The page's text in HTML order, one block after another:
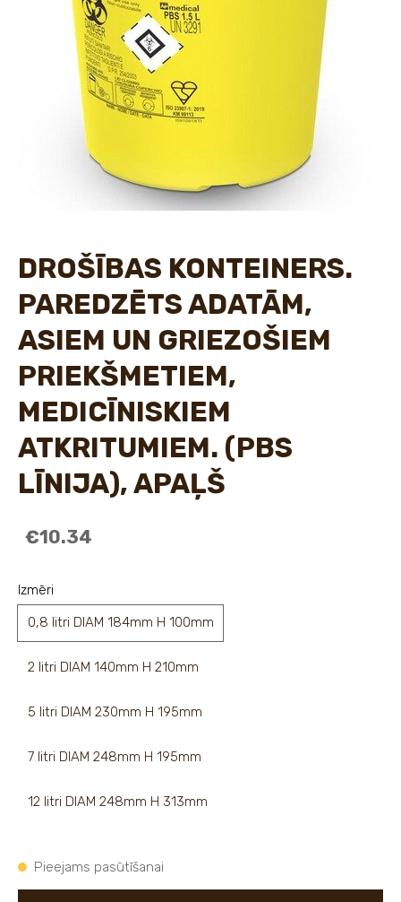
DROŠĪBAS KONTEINERS.
PAREDZĒTS ADATĀM,
ASIEM UN GRIEZOŠIEM
PRIEKŠMETIEM,
MEDICĪNISKIEM
ATKRITUMIEM. (PBS
LĪNIJA), APAĻŠ
€10.34
Izmēri
0,8 litri DIAM 184mm H 100mm
2 litri DIAM 140mm H 210mm
5 litri DIAM 230mm H 195mm
7 litri DIAM 248mm H 195mm
12 litri DIAM 248mm H 313mm
Pieejams pasūtīšanai